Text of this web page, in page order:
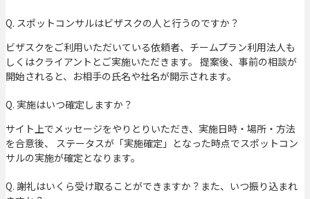
Q. スポットコンサルはビザスクの人と行うのですか？
ビザスクをご利用いただいている依頼者、チームプラン利用法人も
しくはクライアントとご実施いただきます。 提案後、事前の相談が
開始されると、お相手の氏名や社名が開示されます。
Q. 実施はいつ確定しますか？
サイト上でメッセージをやりとりいただき、実施日時・場所・方法
を合意後、 ステータスが「実施確定」となった時点でスポットコン
サルの実施が確定となります。
Q. 謝礼はいくら受け取ることができますか？また、いつ振り込まれ